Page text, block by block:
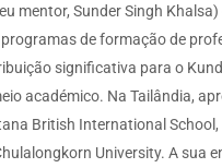
mentor, Sunder Singh
de formação de
significativa para o
académico. Na Tailândia,
British International School,
University. A sua